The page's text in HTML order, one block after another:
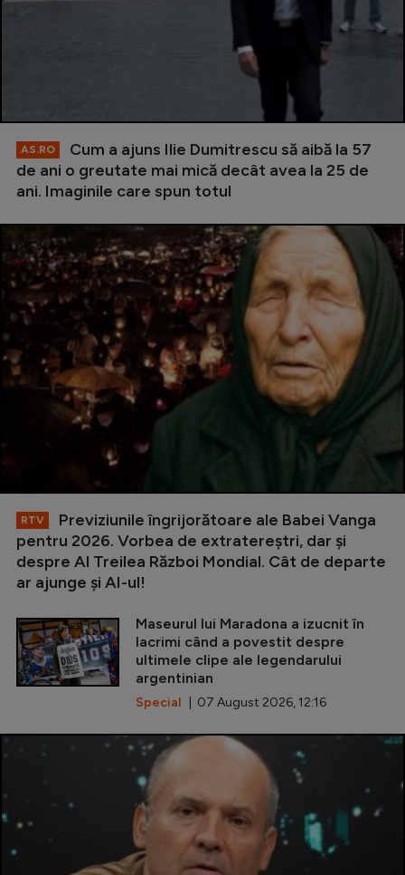
AS.RO
Cum a ajuns Ilie Dumitrescu să aibă la 57
de ani o greutate mai mică decât avea la 25 de
ani. Imaginile care spun totul
RTV
Previziunile îngrijorătoare ale Babei Vanga
pentru 2026. Vorbea de extratereștri, dar și
despre Al Treilea Război Mondial. Cât de departe
ar ajunge și AI-ul!
Maseurul lui Maradona a izucnit în
lacrimi când a povestit despre
ultimele clipe ale legendarului
argentinian
Special | 07 August 2026, 12:16